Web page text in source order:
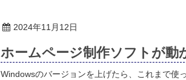
2024年11月12日
ホームページ制作ソフトが動
Windowsのバージョンを上げたら、これまで使